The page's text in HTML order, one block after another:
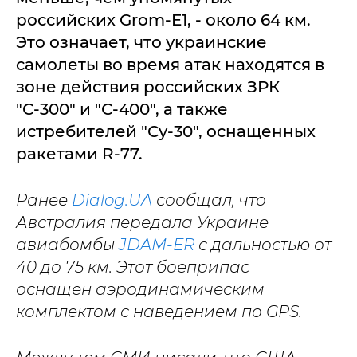
российских Grom-E1, - около 64 км.
Это означает, что украинские
самолеты во время атак находятся в
зоне действия российских ЗРК
"С-300" и "С-400", а также
истребителей "Су-30", оснащенных
ракетами R-77.
Ранее Dialog.UA сообщал, что
Австралия передала Украине
авиабомбыJDAM-ER с дальностью от
40 до 75 км. Этот боеприпас
оснащен аэродинамическим
комплектом с наведением по GPS.